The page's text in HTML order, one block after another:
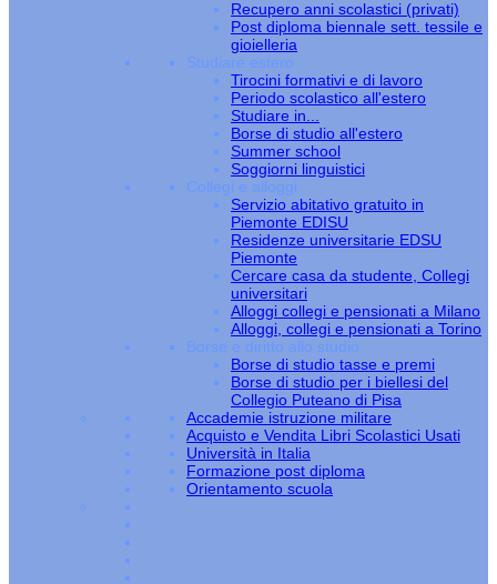
Recupero anni scolastici (privati)
Post diploma biennale sett. tessile e
gioielleria
Studiare estero
Tirocini formativi e di lavoro
Periodo scolastico all'estero
Studiare in...
Borse di studio all'estero
Summer school
Soggiorni linguistici
Collegi e alloggi
Servizio abitativo gratuito in
Piemonte EDISU
Residenze universitarie EDSU
Piemonte
Cercare casa da studente, Collegi
universitari
Alloggi collegi e pensionati a Milano
Alloggi, collegi e pensionati a Torino
Borse e diritto allo studio
Borse di studio tasse e premi
Borse di studio per i biellesi del
Collegio Puteano di Pisa
Accademie istruzione militare
Acquisto e Vendita Libri Scolastici Usati
Università in Italia
Formazione post diploma
Orientamento scuola